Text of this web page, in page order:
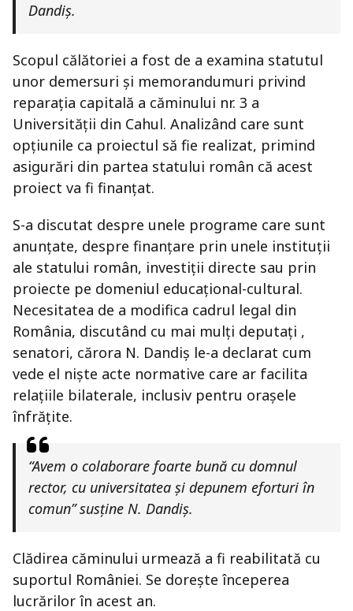
Dandiș.
Scopul călătoriei a fost de a examina statutul
unor demersuri și memorandumuri privind
reparația capitală a căminului nr. 3 a
Universității din Cahul. Analizând care sunt
opțiunile ca proiectul să fie realizat, primind
asigurări din partea statului român că acest
proiect va fi finanțat.
S-a discutat despre unele programe care sunt
anunțate, despre finanțare prin unele instituții
ale statului român, investiții directe sau prin
proiecte pe domeniul educațional-cultural.
Necesitatea de a modifica cadrul legal din
România, discutând cu mai mulți deputați ,
senatori, cărora N. Dandiș le-a declarat cum
vede el niște acte normative care ar facilita
relațiile bilaterale, inclusiv pentru orașele
înfrățite.
“Avem o colaborare foarte bună cu domnul
rector, cu universitatea și depunem eforturi în
comun” susține N. Dandiș.
Clădirea căminului urmează a fi reabilitată cu
suportul României. Se dorește începerea
lucrărilor în acest an.